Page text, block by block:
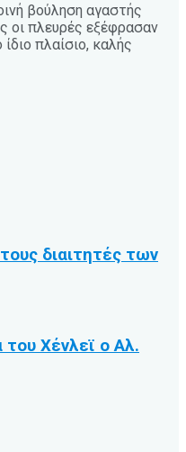
βούληση αγαστής
οι πλευρές εξέφρασαν
πλαίσιο, καλής
διαιτητές των
Χένλεϊ ο Αλ.